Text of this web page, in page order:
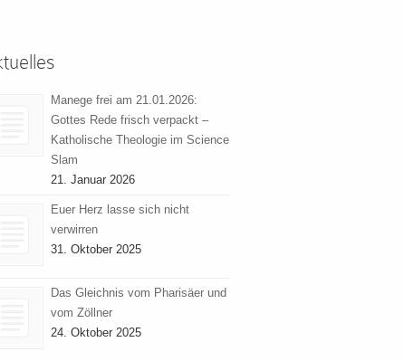
Manege frei am 21.01.2026:
Gottes Rede frisch verpackt –
Katholische Theologie im Science
Slam
21. Januar 2026
Euer Herz lasse sich nicht
verwirren
31. Oktober 2025
Das Gleichnis vom Pharisäer und
vom Zöllner
24. Oktober 2025